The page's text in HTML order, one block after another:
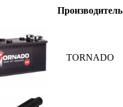
Производитель
TORNADO